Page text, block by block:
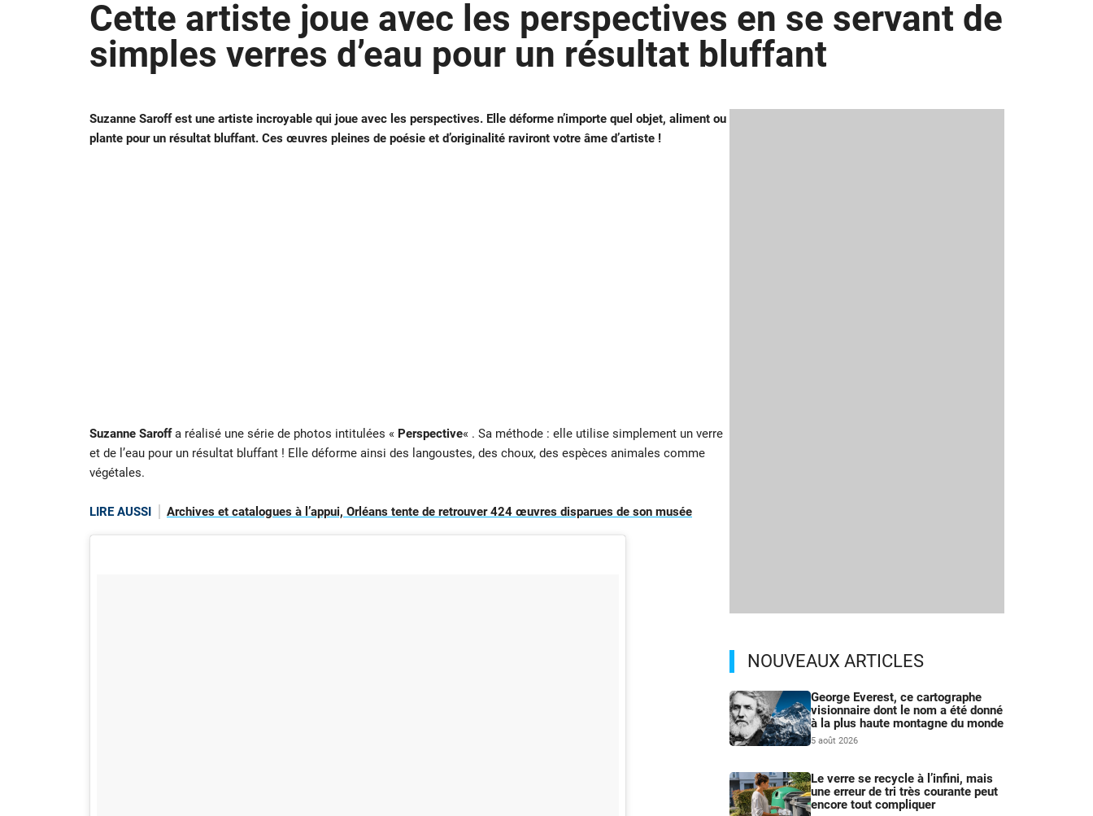
Cette artiste joue avec les perspectives en se servant de
simples verres d’eau pour un résultat bluffant
Suzanne Saroff est une artiste incroyable qui joue avec les perspectives. Elle déforme n’importe quel objet, aliment ou
plante pour un résultat bluffant. Ces œuvres pleines de poésie et d’originalité raviront votre âme d’artiste !
Suzanne Saroffa réalisé une série de photos intitulées « Perspective« . Sa méthode : elle utilise simplement un verre
et de l’eau pour un résultat bluffant ! Elle déforme ainsi des langoustes, des choux, des espèces animales comme
végétales.
LIRE AUSSI Archives et catalogues à l’appui, Orléans tente de retrouver 424 œuvres disparues de son musée
NOUVEAUX ARTICLES
George Everest, ce cartographe
visionnaire dont le nom a été donné
à la plus haute montagne du monde
5 août 2026
Le verre se recycle à l’infini, mais
une erreur de tri très courante peut
encore tout compliquer